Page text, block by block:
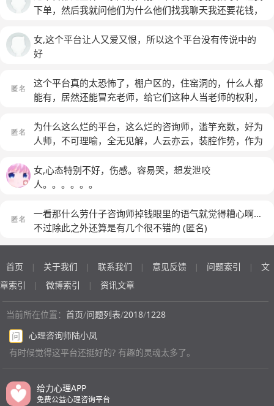
下单，然后我就问他们为什么他们找我聊天我还要花钱，
两个拉黑了，什么东西啊，再有这种不讲道理的东西滚
蛋，人与人之间是平等的，干嘛拉黑我，互相帮助不是应
你主动找我的吗，你不主动找我我会搭理你个死老太婆，
**
女,这个平台让人又爱又恨，所以这个平台没有传说中的
好
这个平台真的太恐怖了，棚户区的，住窑洞的，什么人都
能有，居然还能冒充老师，给它们这种人当老师的权利，
这个平台真是为了赚钱什么都敢做！(匿名)
为什么这么烂的平台，这么烂的咨询师，滥竽充数，好为
人师，不可理喻，全无见解，人云亦云，装腔作势，作为
击我万岁，反不反击都无所谓，这是个具有张力的空间。
(匿名)
女,心态特别不好，伤感。容易哭，想发泄咬
人。。。。。。
一看那什么劳什子咨询师掉钱眼里的语气就觉得糟心啊…
不过除此之外还算是有几个很不错的 (匿名)
首页 | 关于我们 | 联系我们 | 意见反馈 | 问题索引 |
文
章索引
| 微博索引 | 资讯文章
当前所在位置： 首页/问题列表/2018/1228
问
心理咨询师陆小凤
有时候觉得这平台还挺好的? 有趣的灵魂太多了。
给力心理APP
免费公益心理咨询平台